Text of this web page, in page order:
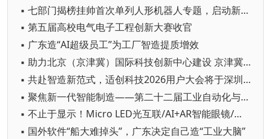
▪ 七部门揭榜挂帅首次单列人形机器人专题，启动新一轮国家级技术攻坚
▪ 第五届高校电气电子工程创新大赛收官
▪ 广东造“AI超级员工”为工厂智造提质增效
▪ 助力北京（京津冀）国际科技创新中心建设 京津冀成立机器人产业链联盟
▪ 共赴智造新范式，适创科技2026用户大会将于深圳启幕
▪ 聚焦新一代智能制造——第二十二届工业自动化与标准化研讨会在京举办
▪ 不止于显示！Micro LED光互联/AI+AR智能眼镜/玻璃基板TGV等全新赛道集中亮相，创新动能尽在2026深圳国际全触与显示展
▪ 国外软件“船大难掉头”，广东决定自己造“工业大脑”